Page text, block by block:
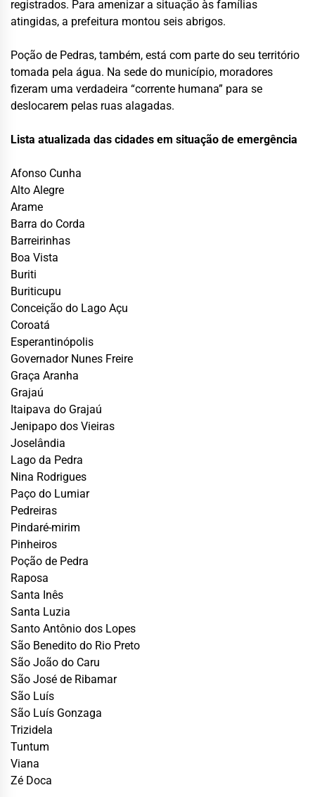
registrados. Para amenizar a situação às famílias
atingidas, a prefeitura montou seis abrigos.
Poção de Pedras, também, está com parte do seu território
tomada pela água. Na sede do município, moradores
fizeram uma verdadeira “corrente humana” para se
deslocarem pelas ruas alagadas.
Lista atualizada das cidades em situação de emergência
Afonso Cunha
Alto Alegre
Arame
Barra do Corda
Barreirinhas
Boa Vista
Buriti
Buriticupu
Conceição do Lago Açu
Coroatá
Esperantinópolis
Governador Nunes Freire
Graça Aranha
Grajaú
Itaipava do Grajaú
Jenipapo dos Vieiras
Joselândia
Lago da Pedra
Nina Rodrigues
Paço do Lumiar
Pedreiras
Pindaré-mirim
Pinheiros
Poção de Pedra
Raposa
Santa Inês
Santa Luzia
Santo Antônio dos Lopes
São Benedito do Rio Preto
São João do Caru
São José de Ribamar
São Luís
São Luís Gonzaga
Trizidela
Tuntum
Viana
Zé Doca